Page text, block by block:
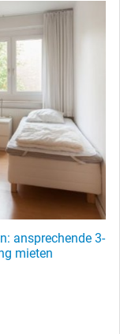
ansprechende 3-
mieten